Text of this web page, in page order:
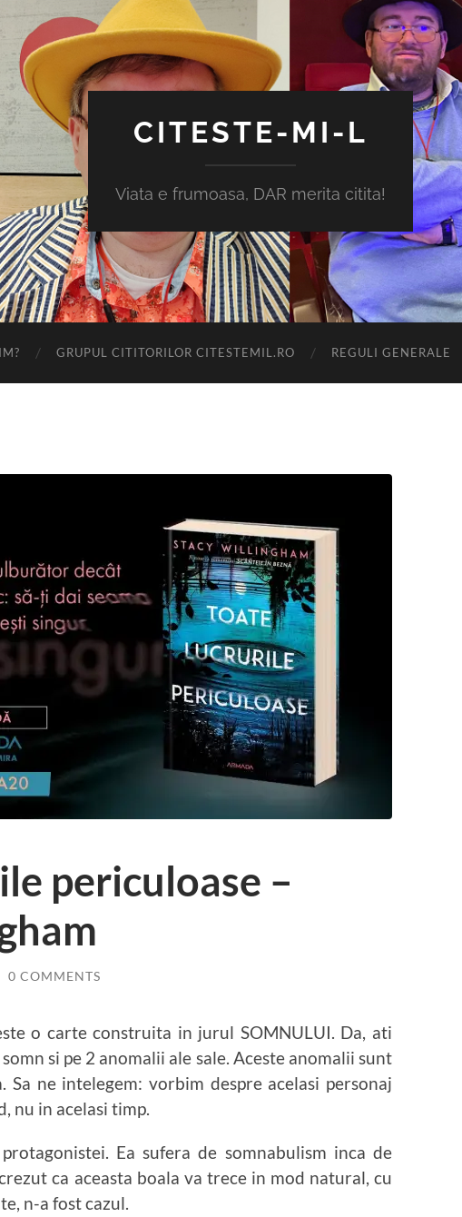
CITESTE-MI-L
Viata e frumoasa, DAR merita citita!
GRUPUL CITITORILOR CITESTEMIL.RO REGULI GENERALE
periculoase –
0 COMMENTS
o carte construita in jurul SOMNULUI. Da, ati
si pe 2 anomalii ale sale. Aceste anomalii sunt
Sa ne intelegem: vorbim despre acelasi personaj
nu in acelasi timp.
Ea sufera de somnabulism inca de
ca aceasta boala va trece in mod natural, cu
n-a fost cazul.